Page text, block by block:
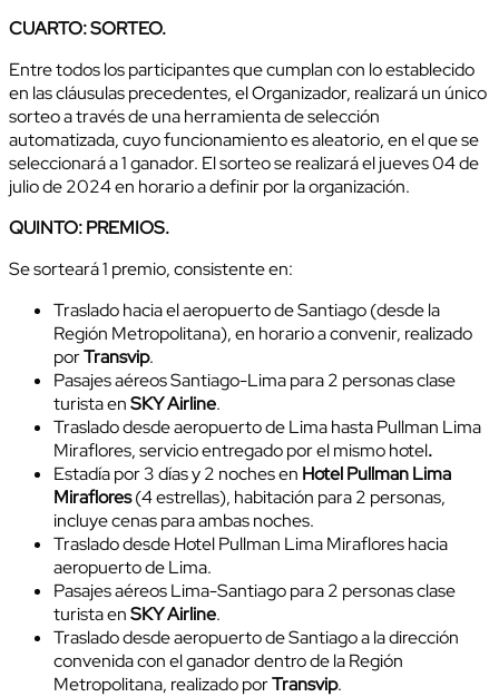
CUARTO: SORTEO.
Entre todos los participantes que cumplan con lo establecido
en las cláusulas precedentes, el Organizador, realizará un único
sorteo a través de una herramienta de selección
automatizada, cuyo funcionamiento es aleatorio, en el que se
seleccionará a 1 ganador. El sorteo se realizará el jueves 04 de
julio de 2024 en horario a definir por la organización.
QUINTO: PREMIOS.
Se sorteará 1 premio, consistente en:
Traslado hacia el aeropuerto de Santiago (desde la
Región Metropolitana), en horario a convenir, realizado
porTransvip.
Pasajes aéreos Santiago-Lima para 2 personas clase
turista enSKY Airline.
Traslado desde aeropuerto de Lima hasta Pullman Lima
Miraflores, servicio entregado por el mismo hotel.
Estadía por 3 días y 2 noches en HotelPullman Lima
Miraflores(4 estrellas), habitación para 2 personas,
incluye cenas para ambas noches.
Traslado desde Hotel Pullman Lima Miraflores hacia
aeropuerto de Lima.
Pasajes aéreos Lima-Santiago para 2 personas clase
turista enSKY Airline.
Traslado desde aeropuerto de Santiago a la dirección
convenida con el ganador dentro de la Región
Metropolitana, realizado porTransvip.